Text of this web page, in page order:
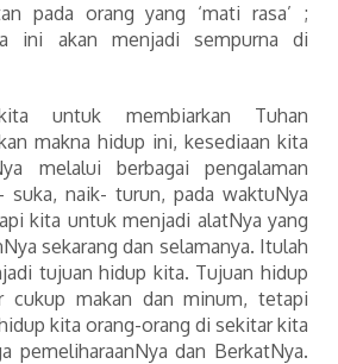
pada orang yang ‘mati rasa’ ;
ini akan menjadi sempurna di
untuk membiarkan Tuhan
makna hidup ini, kesediaan kita
melalui berbagai pengalaman
suka, naik- turun, pada waktuNya
kita untuk menjadi alatNya yang
sekarang dan selamanya. Itulah
tujuan hidup kita. Tujuan hidup
cukup makan dan minum, tetapi
kita orang-orang di sekitar kita
pemeliharaanNya dan BerkatNya.